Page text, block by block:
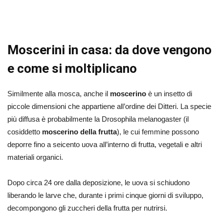
Moscerini in casa: da dove vengono
e come si moltiplicano
Similmente alla mosca, anche il moscerino è un insetto di
piccole dimensioni che appartiene all’ordine dei Ditteri. La specie
più diffusa è probabilmente la Drosophila melanogaster (il
cosiddetto moscerino della frutta), le cui femmine possono
deporre fino a seicento uova all’interno di frutta, vegetali e altri
materiali organici.
Dopo circa 24 ore dalla deposizione, le uova si schiudono
liberando le larve che, durante i primi cinque giorni di sviluppo,
decompongono gli zuccheri della frutta per nutrirsi.